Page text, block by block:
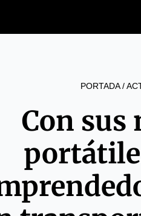
PORTADA/
Con sus